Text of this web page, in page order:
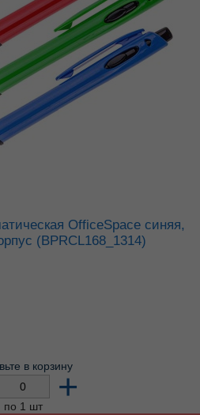
(BPRCL168_1314)
в корзину
+
по 1 шт